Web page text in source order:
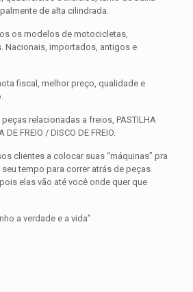
de alta cilindrada.
os modelos de motocicletas,
Nacionais, importados, antigos e
fiscal, melhor preço, qualidade e
relacionadas a freios, PASTILHA
DE FREIO / DISCO DE FREIO.
clientes a colocar suas “máquinas” pra
tempo para correr atrás de peças
elas vão até você onde quer que
a verdade e a vida”